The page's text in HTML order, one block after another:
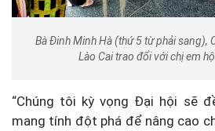
Bà Đinh Minh Hà (thứ 5 từ phải sang),
Lào Cai trao đổi với chị em
“Chúng tôi kỳ vọng Đại hội sẽ
mang tính đột phá để nâng cao